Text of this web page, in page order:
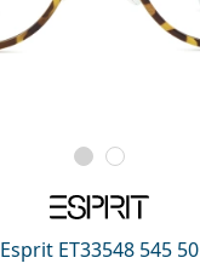
Esprit ET33548 545 50